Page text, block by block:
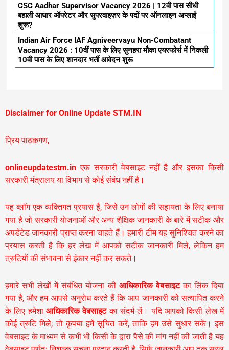
CSC Aadhar Supervisor Vacancy 2026 | 12वी पास सीधी
बहाली आधार ऑपरेटर और सुपरवाइज़र के पदों पर ऑनलाइन अप्लाई
शुरू?
Indian Air Force IAF Agniveervayu Non-Combatant
Vacancy 2026 : 10वीं पास के लिए सुनहरा मौका एयरफोर्स में निकली
10वी पास के लिए शानदार भर्ती आवेदन शुरू
Disclaimer for Online Update STM.IN
प्रिय पाठकगण,
onlineupdatestm.in एक सरकारी वेबसाइट नहीं है और इसका किसी
सरकारी मंत्रालय या विभाग से कोई संबंध नहीं है।
यह ब्लॉग एक व्यक्तिगत प्रयास है, जिसे उन लोगों की सहायता के लिए बनाया
गया है जो सरकारी योजनाओं और अन्य शैक्षिक जानकारी के बारे में सटीक और
अपडेटेड जानकारी प्राप्त करना चाहते हैं। हमारी टीम यह सुनिश्चित करने का
प्रयास करती है कि हर लेख में आपको सटीक जानकारी मिले, लेकिन हम
त्रुटियों की संभावना से इंकार नहीं कर सकते।
हमारे सभी लेखों में संबंधित योजना की आधिकारिक वेबसाइटका लिंक दिया
गया है, और हम आपसे अनुरोध करते हैं कि आप जानकारी को सत्यापित करने
के लिए हमेशा आधिकारिक वेबसाइटका संदर्भ लें। यदि आपको किसी लेख में
कोई त्रुटि मिले, तो कृपया हमें सूचित करें, ताकि हम उसे सुधार सकें। इस
वेबसाइट के माध्यम से कभी भी किसी के द्वारा पैसे की मांग नहीं की जाती है यह